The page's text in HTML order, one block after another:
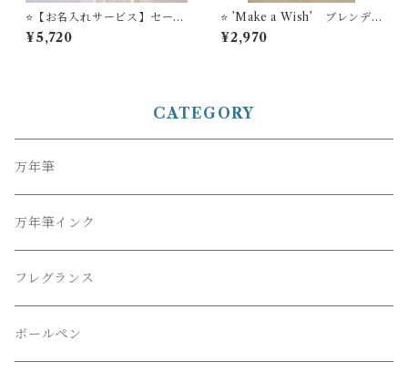
⭐️【お名入れサービス】セーラ
ー万年筆 ボールペン ’TUZ
U’ ＋ STYLE OF LABオ
¥5,720
⭐️ ’Make a Wish’ ブレンデ
ッド・アロマエッセンス ST
YLE OF LABオリジナルフレ
¥2,970
CATEGORY
万年筆
万年筆インク
フレグランス
ボールペン